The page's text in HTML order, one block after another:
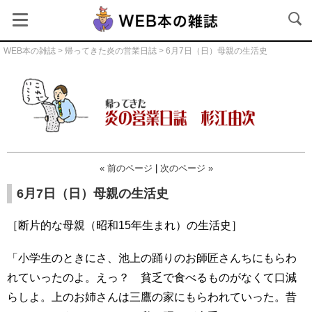
WEB本の雑誌 > 帰ってきた炎の営業日誌 > 6月7日（日）母親の生活史
帰ってきた炎の営業日誌
« 前のページ | 次のページ »
6月7日（日）母親の生活史
［断片的な母親（昭和15年生まれ）の生活史］
「小学生のときにさ、池上の踊りのお師匠さんちにもらわ
れていったのよ。えっ？ 貧乏で食べるものがなくて口減
らしよ。上のお姉さんは三鷹の家にもらわれていった。昔